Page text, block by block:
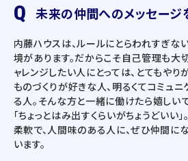
Q 未来の仲間へのメッセージ
内藤ハウスは、ルールにとらわれすぎ
境があります。だからこそ自己管理も大
ャレンジしたい人にとっては、とてもやり
ものづくりが好きな人、明るくてコミュ
る人。そんな方と一緒に働けたら嬉しいで
「ちょっとはみ出すくらいがちょうどいい」。
柔軟で、人間味のある人に、ぜひ仲間に
います。